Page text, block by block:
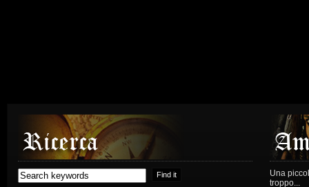
Una
troppo...